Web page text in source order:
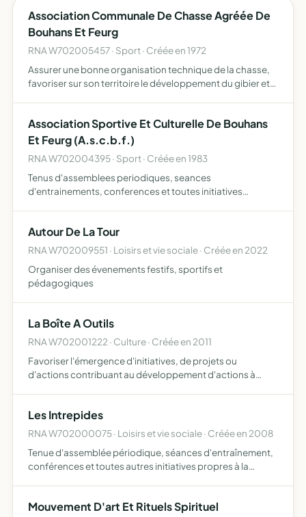
Association Communale De Chasse Agréée De
Bouhans Et Feurg
RNA W702005457 · Sport · Créée en 1972
Assurer une bonne organisation technique de la chasse,
favoriser sur son territoire le développement du gibier et
cynégétiqu…
Association Sportive Et Culturelle De Bouhans
Et Feurg (A.s.c.b.f.)
RNA W702004395 · Sport · Créée en 1983
Tenus d'assemblees periodiques, seances
d'entrainements, conferences et toutes initiatives
pouvant interesser…
Autour De La Tour
RNA W702009551 · Loisirs et vie sociale · Créée en 2022
Organiser des évenements festifs, sportifs et
pédagogiques
La Boîte A Outils
RNA W702001222 · Culture · Créée en 2011
Favoriser l'émergence d'initiatives, de projets ou
d'actions contribuant au développement d'actions à
de l'expressi…
Les Intrepides
RNA W702000075 · Loisirs et vie sociale · Créée en 2008
Tenue d'assemblée périodique, séances d'entraînement,
conférences et toutes autres initiatives propres à la
pouvant intére…
Mouvement D'art Et Rituels Spirituel